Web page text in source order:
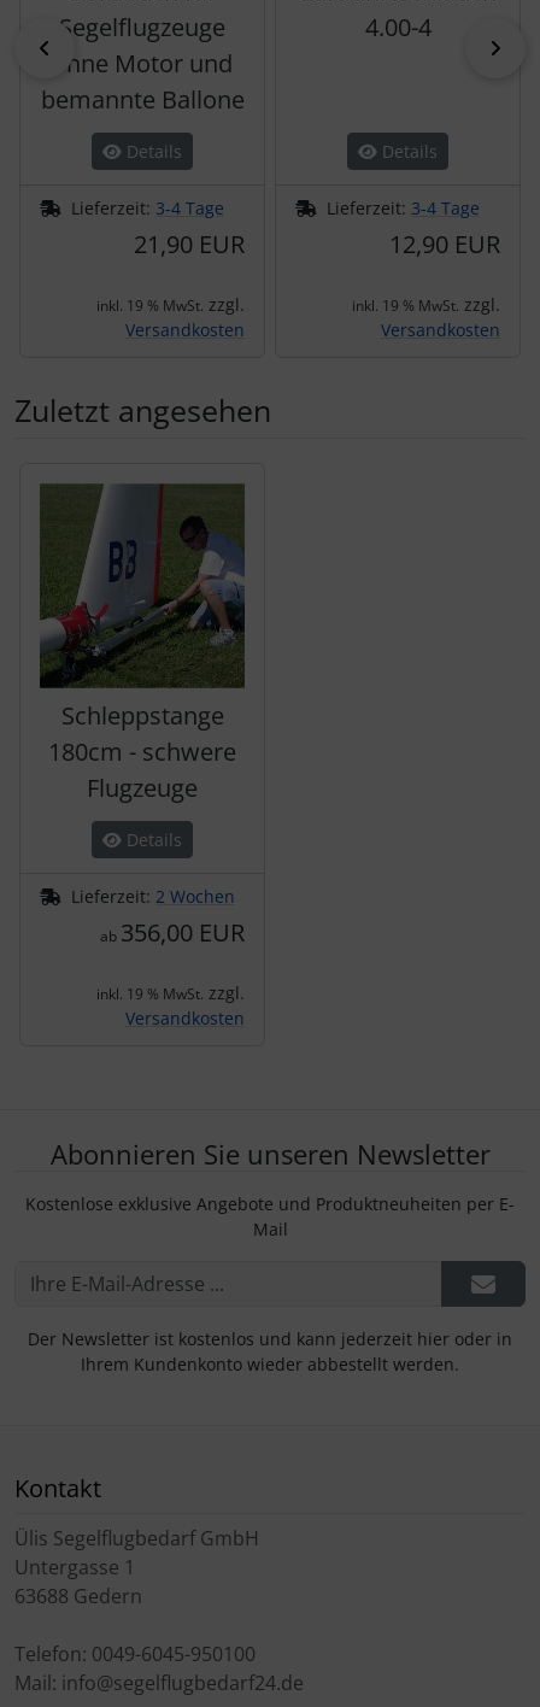
zurück
Segelflugzeuge
ohne Motor und
bemannte Ballone
Details
Lieferzeit: 3-4 Tage
21,90 EUR
inkl. 19 % MwSt. zzgl.
Versandkosten
4.00-4
Details
Lieferzeit: 3-4 Tage
12,90 EUR
inkl. 19 % MwSt. zzgl.
Versandkosten
Zuletzt angesehen
Schleppstange
180cm - schwere
Flugzeuge
Details
Lieferzeit: 2 Wochen
ab 356,00 EUR
inkl. 19 % MwSt. zzgl.
Versandkosten
Abonnieren Sie unseren Newsletter
Kostenlose exklusive Angebote und Produktneuheiten per E-
Mail
Der Newsletter ist kostenlos und kann jederzeit hier oder in
Ihrem Kundenkonto wieder abbestellt werden.
Kontakt
Ülis Segelflugbedarf GmbH
Untergasse 1
63688 Gedern
Telefon: 0049-6045-950100
Mail: info@segelflugbedarf24.de